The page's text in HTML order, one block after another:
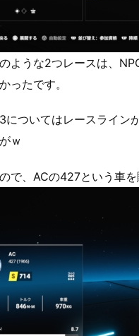
ような2つレースは、
ったです。
についてはレースライン
ｗ
で、ACの427という車